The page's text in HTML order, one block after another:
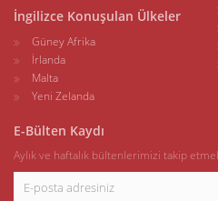
İngilizce Konuşulan Ülkeler
Güney Afrika
İrlanda
Malta
Yeni Zelanda
E-Bülten Kaydı
Aylık ve haftalık bültenlerimizi takip